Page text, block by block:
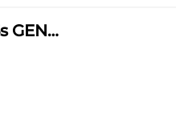
CLARK С 40/45/50s/55s GEN2 Series